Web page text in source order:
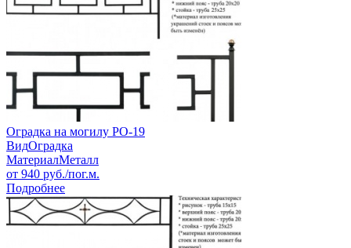
Оградка на могилу РО-19
ВидОградка
МатериалМеталл
от 940 руб./пог.м.
Подробнее